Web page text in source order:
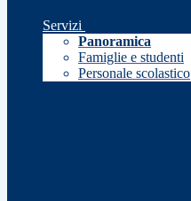
Servizi
Panoramica
Famiglie e studenti
Personale scolastico